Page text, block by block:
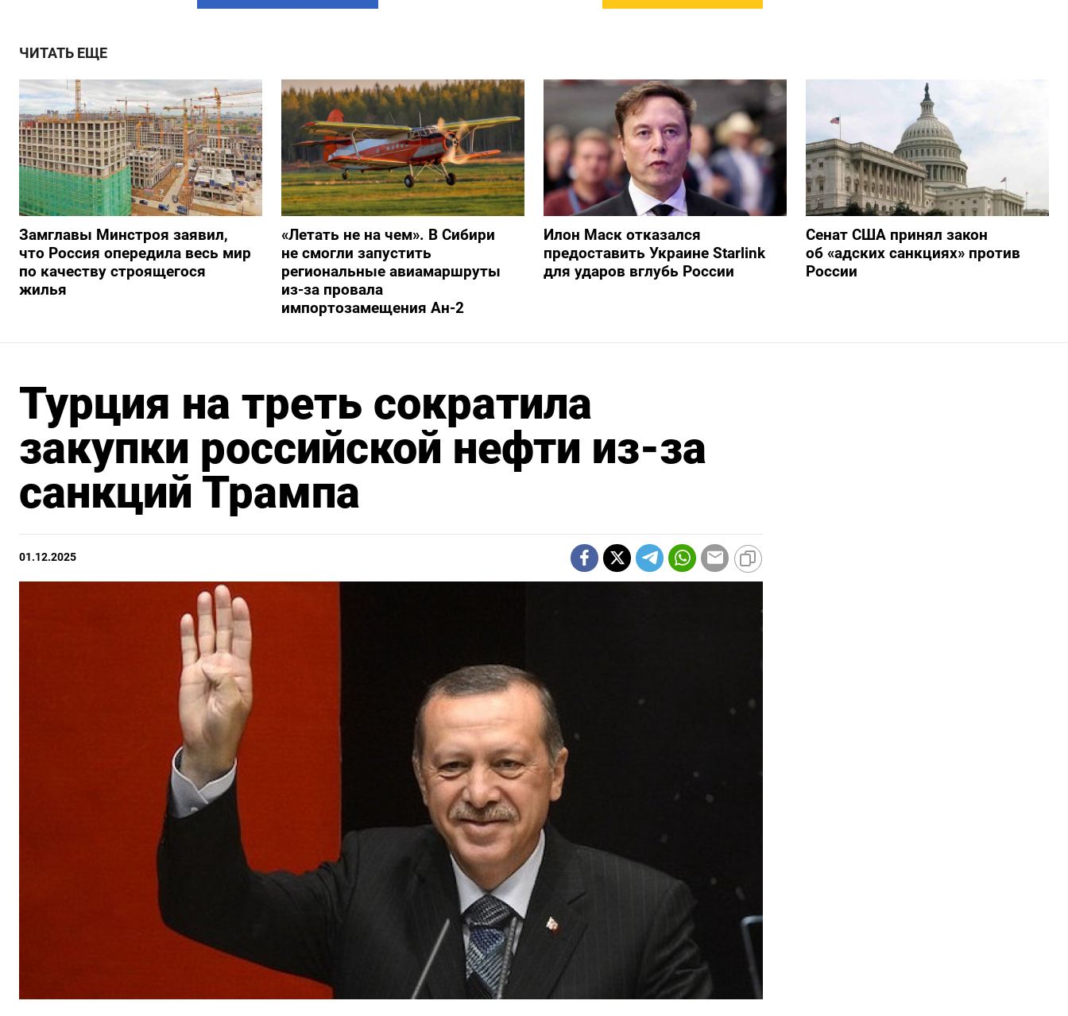
ЧИТАТЬ ЕЩЕ
Замглавы Минстроя заявил,
что Россия опередила весь мир
по качеству строящегося
жилья
«Летать не на чем». В Сибири
не смогли запустить
региональные авиамаршруты
из-за провала
импортозамещения Ан-2
Илон Маск отказался
предоставить Украине Starlink
для ударов вглубь России
Сенат США принял закон
об «адских санкциях» против
России
Турция на треть сократила
закупки российской нефти из-за
санкций Трампа
01.12.2025